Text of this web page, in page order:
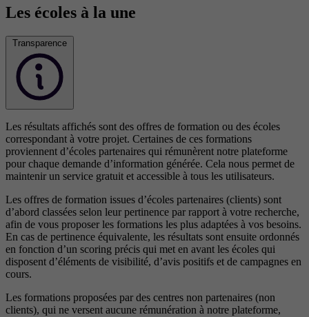
Les écoles à la une
Transparence
Les résultats affichés sont des offres de formation ou des écoles
correspondant à votre projet. Certaines de ces formations
proviennent d’écoles partenaires qui rémunèrent notre plateforme
pour chaque demande d’information générée. Cela nous permet de
maintenir un service gratuit et accessible à tous les utilisateurs.
Les offres de formation issues d’écoles partenaires (clients) sont
d’abord classées selon leur pertinence par rapport à votre recherche,
afin de vous proposer les formations les plus adaptées à vos besoins.
En cas de pertinence équivalente, les résultats sont ensuite ordonnés
en fonction d’un scoring précis qui met en avant les écoles qui
disposent d’éléments de visibilité, d’avis positifs et de campagnes en
cours.
Les formations proposées par des centres non partenaires (non
clients), qui ne versent aucune rémunération à notre plateforme,